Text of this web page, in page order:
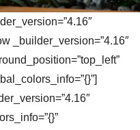
_builder_version=”4.16″